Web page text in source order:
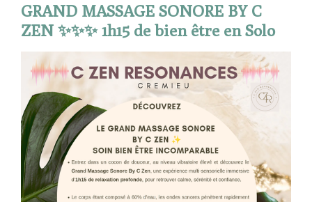
GRAND MASSAGE SONORE BY C
ZEN ✨✨✨ 1h15 de bien être en Solo